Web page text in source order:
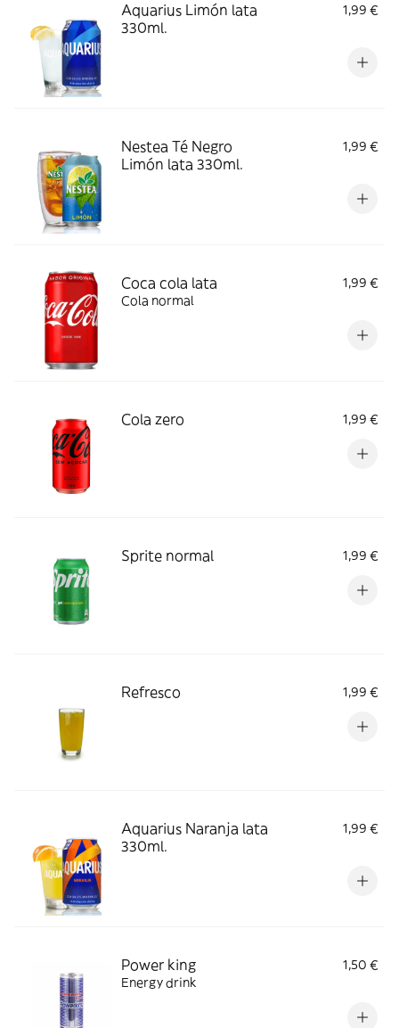
Aquarius Limón lata
330ml.
1,99 €
Nestea Té Negro
Limón lata 330ml.
1,99 €
Coca cola lata
1,99 €
Cola normal
Cola zero 1,99 €
Sprite normal 1,99 €
Refresco 1,99 €
Aquarius Naranja lata
330ml.
1,99 €
Power king
1,50 €
Energy drink